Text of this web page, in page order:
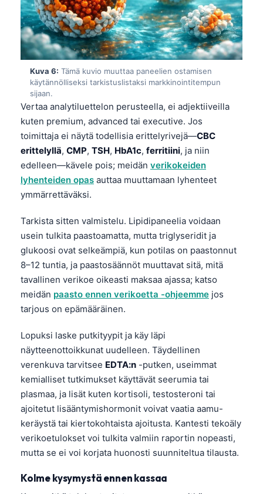
Kuva 6: Tämä kuvio muuttaa paneelien ostamisen
käytännölliseksi tarkistuslistaksi markkinointitempun
sijaan.
Vertaa analytiluettelon perusteella, ei adjektiiveilla
kuten premium, advanced tai executive. Jos
toimittaja ei näytä todellisia erittelyrivejä—CBC
erittelyllä, CMP, TSH, HbA1c, ferritiini, ja niin
edelleen—kävele pois; meidän verikokeiden
lyhenteiden opas auttaa muuttamaan lyhenteet
ymmärrettäväksi.
Tarkista sitten valmistelu. Lipidipaneelia voidaan
usein tulkita paastoamatta, mutta triglyseridit ja
glukoosi ovat selkeämpiä, kun potilas on paastonnut
8–12 tuntia, ja paastosäännöt muuttavat sitä, mitä
tavallinen verikoe oikeasti maksaa ajassa; katso
meidän paasto ennen verikoetta -ohjeemme jos
tarjous on epämääräinen.
Lopuksi laske putkityypit ja käy läpi
näytteenottoikkunat uudelleen. Täydellinen
verenkuva tarvitsee EDTA:n -putken, useimmat
kemialliset tutkimukset käyttävät seerumia tai
plasmaa, ja lisät kuten kortisoli, testosteroni tai
ajoitetut lisääntymishormonit voivat vaatia aamu-
keräystä tai kiertokohtaista ajoitusta. Kantesti tekoäly
verikoetulokset voi tulkita valmiin raportin nopeasti,
mutta se ei voi korjata huonosti suunniteltua tilausta.
Kolme kysymystä ennen kassaa